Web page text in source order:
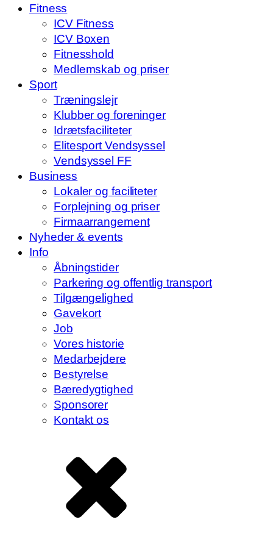
Fitness
ICV Fitness
ICV Boxen
Fitnesshold
Medlemskab og priser
Sport
Træningslejr
Klubber og foreninger
Idrætsfaciliteter
Elitesport Vendsyssel
Vendsyssel FF
Business
Lokaler og faciliteter
Forplejning og priser
Firmaarrangement
Nyheder & events
Info
Åbningstider
Parkering og offentlig transport
Tilgængelighed
Gavekort
Job
Vores historie
Medarbejdere
Bestyrelse
Bæredygtighed
Sponsorer
Kontakt os